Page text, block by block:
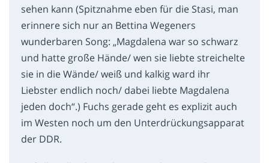
sehen kann (Spitznahme eben für die Stasi, man
erinnere sich nur an Bettina Wegeners
wunderbaren Song: „Magdalena war so schwarz
und hatte große Hände/ wen sie liebte streichelte
sie in die Wände/ weiß und kalkig ward ihr
Liebster endlich noch/ dabei liebte Magdalena
jeden doch“.) Fuchs gerade geht es explizit auch
im Westen noch um den Unterdrückungsapparat
der DDR.